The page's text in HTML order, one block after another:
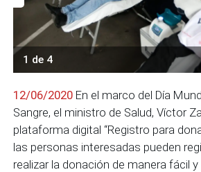
1 de 4
12/06/2020 En el marco del Día
Sangre, el ministro de Salud, Víctor
plataforma digital “Registro para
las personas interesadas pueden
realizar la donación de manera fácil